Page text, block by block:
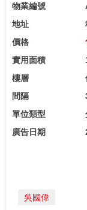
物業編號
地址
價格
實用面積
樓層
間隔
單位類型
廣告日期
吳國偉